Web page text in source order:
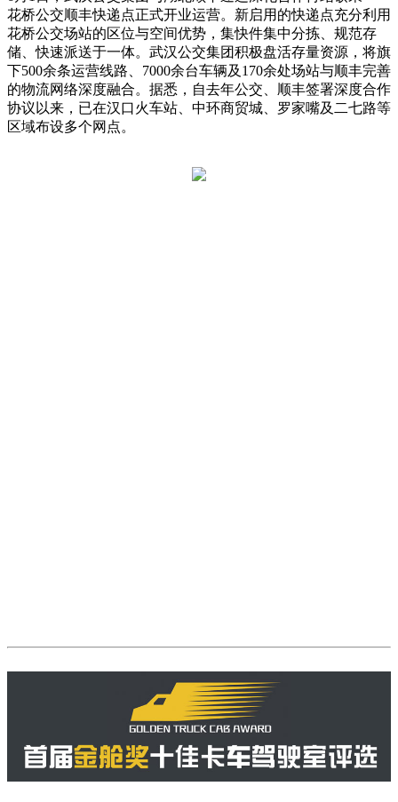
花桥公交顺丰快递点正式开业运营。新启用的快递点充分利用
花桥公交场站的区位与空间优势，集快件集中分拣、规范存
储、快速派送于一体。武汉公交集团积极盘活存量资源，将旗
下500余条运营线路、7000余台车辆及170余处场站与顺丰完善
的物流网络深度融合。据悉，自去年公交、顺丰签署深度合作
协议以来，已在汉口火车站、中环商贸城、罗家嘴及二七路等
区域布设多个网点。